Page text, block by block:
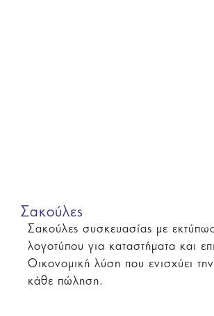
Σακούλες
Σακούλες συσκευασίας με
λογοτύπου για καταστήματα και
Οικονομική λύση που ενισχύει
κάθε πώληση.